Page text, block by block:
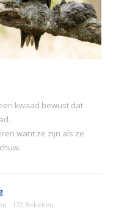
kwaad bewust dat
want ze zijn als ze
172 Bekeken